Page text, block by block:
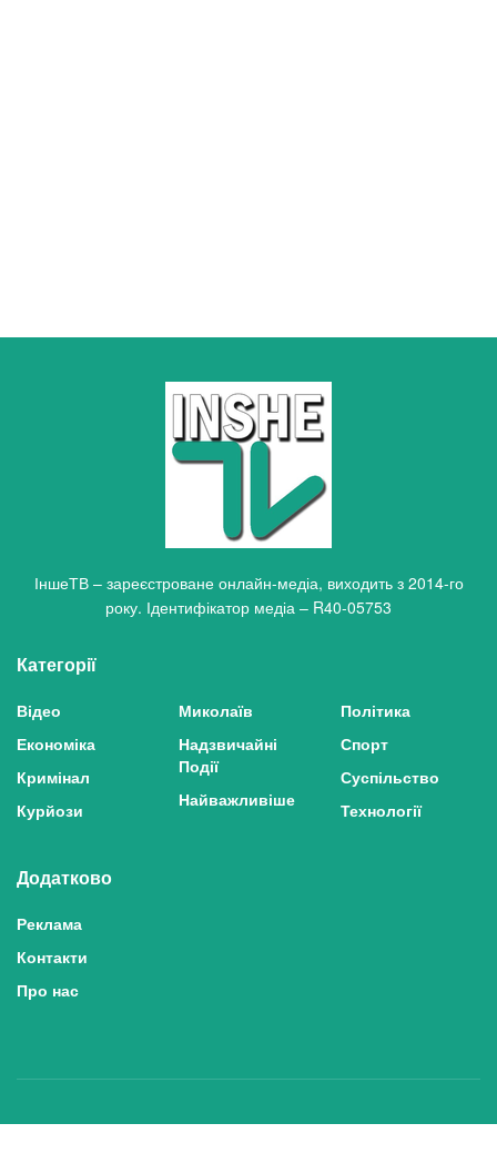
ІншеТВ – зареєстроване онлайн-медіа, виходить з 2014-го
року. Ідентифікатор медіа – R40-05753
Категорії
Відео
Економіка
Кримінал
Курйози
Миколаїв
Надзвичайні
Події
Найважливіше
Політика
Спорт
Суспільство
Технології
Додатково
Реклама
Контакти
Про нас
Політика конфіденційності та захисту персональних даних